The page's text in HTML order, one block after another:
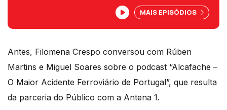
todos os alunos voltam à Escola, anote as
recomendações.
MAIS EPISÓDIOS
Antes, Filomena Crespo conversou com Rúben
Martins e Miguel Soares sobre o podcast “Alcafache –
O Maior Acidente Ferroviário de Portugal”, que resulta
da parceria do Público com a Antena 1.